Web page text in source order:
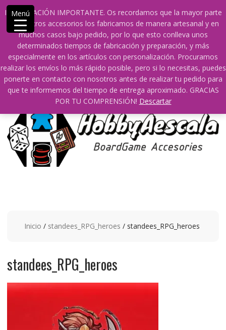
INFORMACIÓN IMPORTANTE. Os recordamos que la mayor parte
de nuestros accesorios los fabricamos de manera artesanal y en
muchos casos bajo pedido, por lo que esto conlleva unos
determinados tiempos de fabricación y preparación, y más
especialmente en los artículos con personalización. Procuramos
realizar los envíos lo más rápido posible, pero si lo necesitas, puedes
ponerte en contacto con nosotros antes de realizar tu pedido para
que te informemos del tiempo de entrega aproximado. GRACIAS
POR TU COMPRENSIÓN! Descartar
Saltar
contenido
609241475 SOLO DE 10:00 a 14:00
info@hobbyaescala.com
San Fernando de Henares
10:00 - 14:00
Mi cuenta
0 0
Inicio / standees_RPG_heroes / standees_RPG_heroes
standees_RPG_heroes
Menú